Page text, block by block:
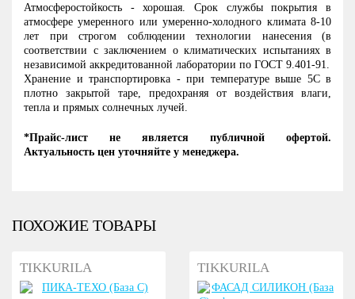
Атмосферостойкость - хорошая. Срок службы покрытия в
атмосфере умеренного или умеренно-холодного климата 8-10
лет при строгом соблюдении технологии нанесения (в
соответствии с заключением о климатических испытаниях в
независимой аккредитованной лаборатории по ГОСТ 9.401-91.
Хранение и транспортировка - при температуре выше 5С в
плотно закрытой таре, предохраняя от воздействия влаги,
тепла и прямых солнечных лучей.
*Прайс-лист не является публичной офертой.
Актуальность цен уточняйте у менеджера.
ПОХОЖИЕ ТОВАРЫ
TIKKURILA TIKKURILA